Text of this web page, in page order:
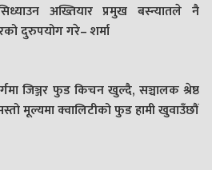
अख्तियार प्रमुख बस्न्यातले नै
दुरुपयोग गरे– शर्मा
जिञ्जर फुड किचन खुल्दै, सञ्चालक श्रेष्ठ
मूल्यमा क्वालिटीको फुड हामी खुवाउँछौं